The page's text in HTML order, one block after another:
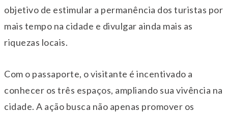
objetivo de estimular a permanência dos turistas por
mais tempo na cidade e divulgar ainda mais as
riquezas locais.
Com o passaporte, o visitante é incentivado a
conhecer os três espaços, ampliando sua vivência na
cidade. A ação busca não apenas promover os